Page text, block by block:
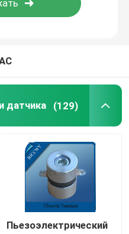
диски
датчик
датчика (129)
Пьезоэлектрический